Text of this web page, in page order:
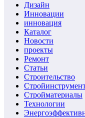
Дизайн
Инновации
инновация
Каталог
Новости
проекты
Ремонт
Статьи
Строительство
Стройматериалы
Технологии